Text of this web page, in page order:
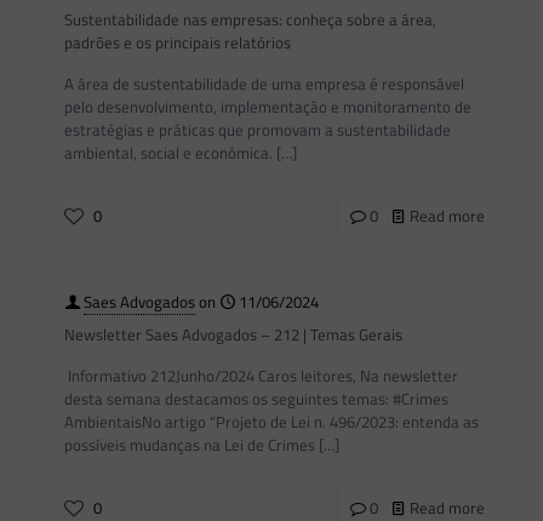
Sustentabilidade nas empresas: conheça sobre a área,
padrões e os principais relatórios
A área de sustentabilidade de uma empresa é responsável
pelo desenvolvimento, implementação e monitoramento de
estratégias e práticas que promovam a sustentabilidade
ambiental, social e econômica. […]
0 0 Read more
Saes Advogadoson
11/06/2024
Newsletter Saes Advogados – 212 | Temas Gerais
Informativo 212Junho/2024 Caros leitores, Na newsletter
desta semana destacamos os seguintes temas: #Crimes
AmbientaisNo artigo “Projeto de Lei n. 496/2023: entenda as
possíveis mudanças na Lei de Crimes […]
0 0 Read more